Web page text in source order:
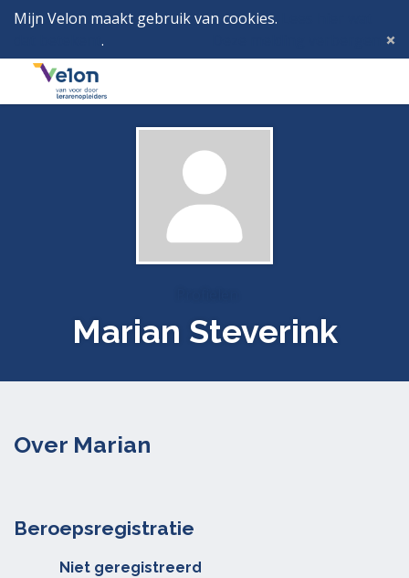
Mijn Velon maakt gebruik van cookies.
.
Menu
Marian Steverink
Over Marian
Beroepsregistratie
Niet geregistreerd